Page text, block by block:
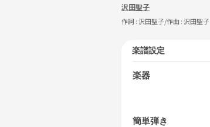
沢田聖子
作詞 :沢田聖子/作曲 :沢田聖子
楽譜設定
楽器
簡単弾き